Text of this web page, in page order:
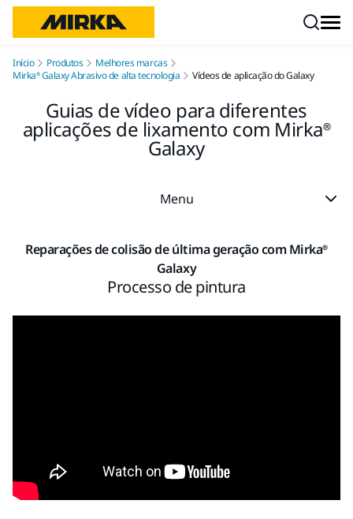
Início Produtos
Melhores marcas
Mirka® Galaxy Abrasivo de alta tecnologia
Vídeos de aplicação do Galaxy
Guias de vídeo para diferentes
aplicações de lixamento com Mirka®
Galaxy
Menu
Reparações de colisão de última geração com Mirka®
Galaxy
Processo de pintura